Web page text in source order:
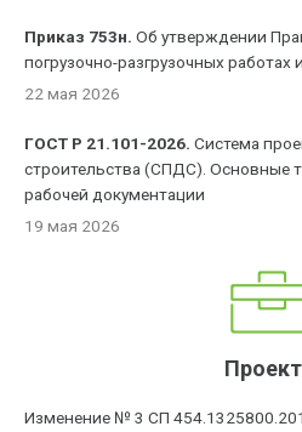
Приказ 753н. Об утверждении
погрузочно-разгрузочных работах
22 мая 2026
ГОСТ Р 21.101-2026. Система
строительства (СПДС). Основные
рабочей документации
19 мая 2026
Изменение № 3 СП